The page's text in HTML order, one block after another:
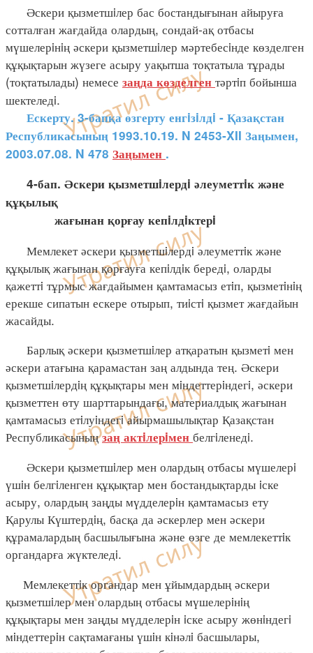
Әскери қызметшiлер бас бостандығынан айыруға
сотталған жағдайда олардың, сондай-ақ отбасы
мүшелерiнiң әскери қызметшiлер мәртебесiнде көзделген
құқықтарын жүзеге асыру уақытша тоқтатыла тұрады
(тоқтатылады) немесе заңда көзделген тәртiп бойынша
шектеледi.
Ескерту. 3-бапқа өзгерту енгiзiлдi - Қазақстан
Республикасының 1993.10.19. N 2453-XII Заңымен,
2003.07.08. N 478 Заңымен .
4-бап. Әскери қызметшiлердi әлеуметтiк және
құқылық
жағынан қорғау кепiлдiктерi
Мемлекет әскери қызметшiлердi әлеуметтiк және
құқылық жағынан қорғауға кепiлдiк бередi, оларды
қажеттi тұрмыс жағдайымен қамтамасыз етiп, қызметiнiң
ерекше сипатын ескере отырып, тиiстi қызмет жағдайын
жасайды.
Барлық әскери қызметшiлер атқаратын қызметi мен
әскери атағына қарамастан заң алдында тең. Әскери
қызметшiлердiң құқықтары мен мiндеттерiндегi, әскери
қызметтен өту шарттарындағы, материалдық жағынан
қамтамасыз етiлуiндегi айырмашылықтар Қазақстан
Республикасыныңзаң актiлерiмен белгiленедi.
Әскери қызметшiлер мен олардың отбасы мүшелерi
үшiн белгiленген құқықтар мен бостандықтарды iске
асыру, олардың заңды мүдделерiн қамтамасыз ету
Қарулы Күштердiң, басқа да әскерлер мен әскери
құрамалардың басшылығына және өзге де мемлекеттiк
органдарға жүктеледi.
Мемлекеттiк органдар мен ұйымдардың әскери
қызметшiлер мен олардың отбасы мүшелерiнiң
құқықтары мен заңды мүдделерiн iске асыру жөнiндегi
мiндеттерiн сақтамағаны үшiн кiнәлi басшылары,